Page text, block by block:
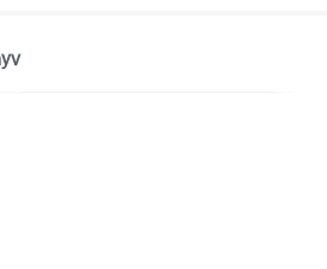
Válasszon országot/régiót